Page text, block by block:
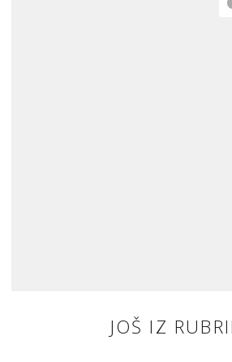
JOŠ IZ